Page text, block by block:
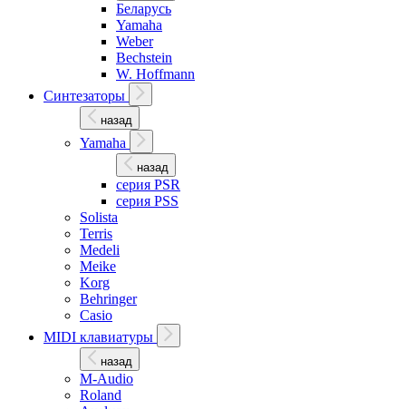
Беларусь
Yamaha
Weber
Bechstein
W. Hoffmann
Синтезаторы
назад
Yamaha
назад
серия PSR
серия PSS
Solista
Terris
Medeli
Meike
Korg
Behringer
Casio
MIDI клавиатуры
назад
M-Audio
Roland